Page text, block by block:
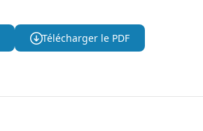
Télécharger le PDF